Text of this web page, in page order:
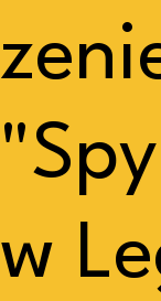
w